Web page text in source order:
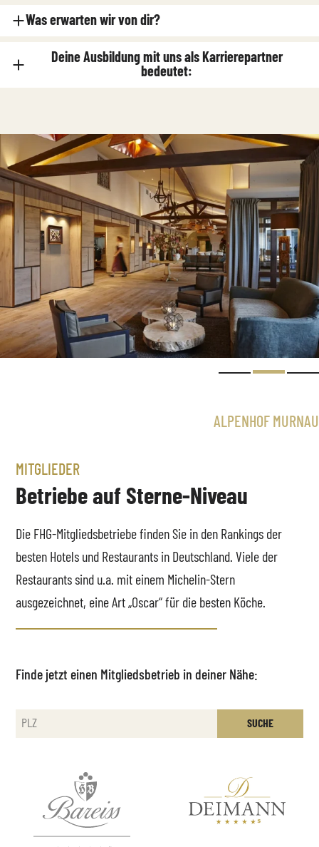
Was erwarten wir von dir?
Deine Ausbildung mit uns als Karrierepartner
bedeutet:
BURG STAUFENECK
MITGLIEDER
Betriebe auf Sterne-Niveau
Die FHG-Mitgliedsbetriebe finden Sie in den Rankings der
besten Hotels und Restaurants in Deutschland. Viele der
Restaurants sind u.a. mit einem Michelin-Stern
ausgezeichnet, eine Art „Oscar“ für die besten Köche.
Finde jetzt einen Mitgliedsbetrieb in deiner Nähe:
SUCHE